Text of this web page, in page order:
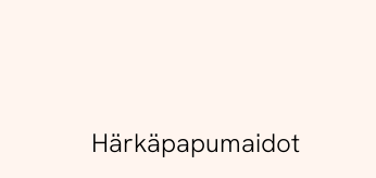
Härkäpapumaidot